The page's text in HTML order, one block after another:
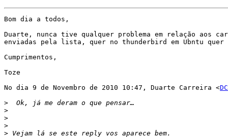
Bom dia a todos,
Duarte, nunca tive qualquer problema em relação aos
enviadas pela lista, quer no thunderbird em Ubntu
Cumprimentos,
Toze
No dia 9 de Novembro de 2010 10:47, Duarte Carreira <
>
>
>
>
>